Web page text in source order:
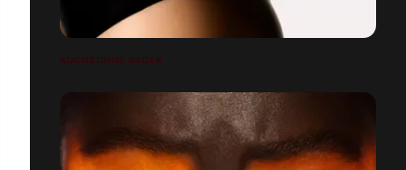
AUGUSTINUS BADER